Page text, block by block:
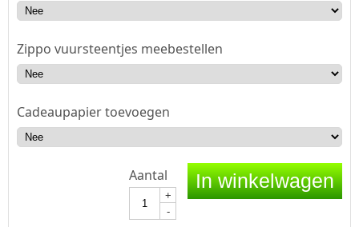
Zippo vuursteentjes meebestellen
Cadeaupapier toevoegen
Aantal
+
-
In winkelwagen